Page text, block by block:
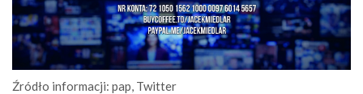
Źródło informacji: pap, Twitter